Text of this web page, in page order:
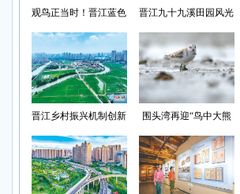
观鸟正当时！晋江蓝色
晋江九十九溪田园风光
光”首批认定名单
晋江乡村振兴机制创新
围头湾再迎“鸟中大熊